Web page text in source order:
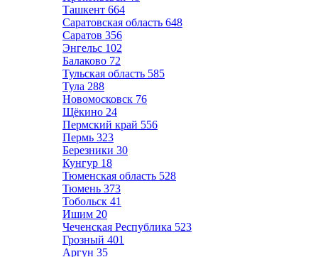
Ташкент 664
Саратовская область 648
Саратов 356
Энгельс 102
Балаково 72
Тульская область 585
Тула 288
Новомосковск 76
Щёкино 24
Пермский край 556
Пермь 323
Березники 30
Кунгур 18
Тюменская область 528
Тюмень 373
Тобольск 41
Ишим 20
Чеченская Республика 523
Грозный 401
Аргун 35